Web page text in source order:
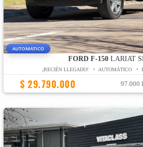
AUTOMATICO
FORD F-150LARIAT
¡RECIÉN LLEGADO! • AUTOMÁTICO •
$ 29.790.000 97.000